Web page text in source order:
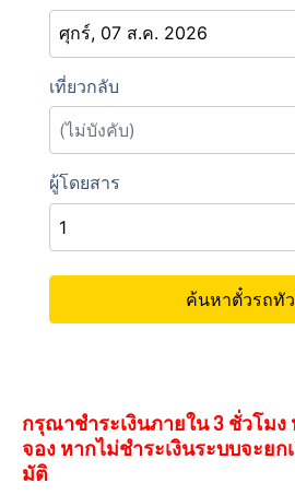
กรุณาชำระเงินภายใน 3 ชั่วโมง
จอง หากไม่ชำระเงินระบบจะย
มัติ